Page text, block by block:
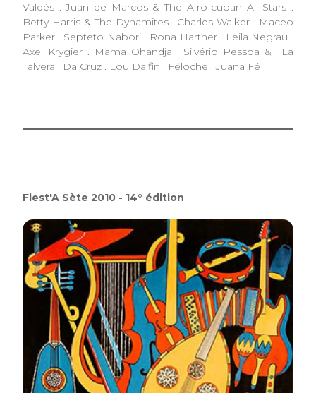
Valdès . Juan de Marcos & The Afro-cuban All Stars .
Betty Harris & The Dynamites . Charles Walker . Maceo
Parker . Septeto Nabori . Rona Hartner . Leila Negrau .
Axel Krygier . Mama Ohandja . Silvério Pessoa & La
Talvera . Da Cruz . Lou Dalfin . Féloche . Juana Fé
Fiest'A Sète 2010 - 14° édition